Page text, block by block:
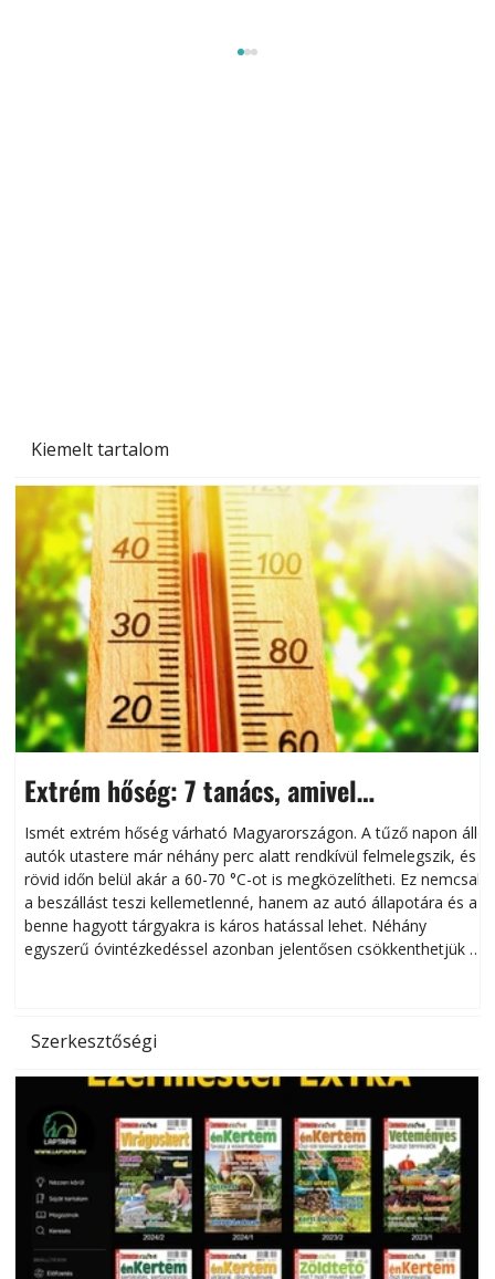
Kiemelt tartalom
Extrém hőség: 7 tanács, amivel
megóvhatjuk autónkat a nyári károktól
Ismét extrém hőség várható Magyarországon. A tűző napon álló
autók utastere már néhány perc alatt rendkívül felmelegszik, és
rövid időn belül akár a 60-70 °C-ot is megközelítheti. Ez nemcsak
a beszállást teszi kellemetlenné, hanem az autó állapotára és a
benne hagyott tárgyakra is káros hatással lehet. Néhány
egyszerű óvintézkedéssel azonban jelentősen csökkenthetjük a
Szerkesztőségi